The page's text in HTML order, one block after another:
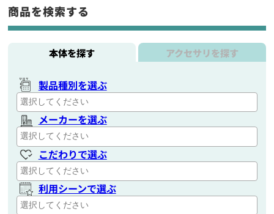
商品を検索する
本体を探す アクセサリを探す
製品種別を選ぶ
メーカーを選ぶ
こだわりで選ぶ
利用シーンで選ぶ